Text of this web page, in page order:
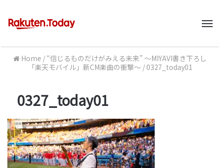
Home / “信じるものだけがみえる未来” 〜MIYAVI書き下ろし
「楽天モバイル」新CM楽曲の衝撃〜 / 0327_today01
0327_today01